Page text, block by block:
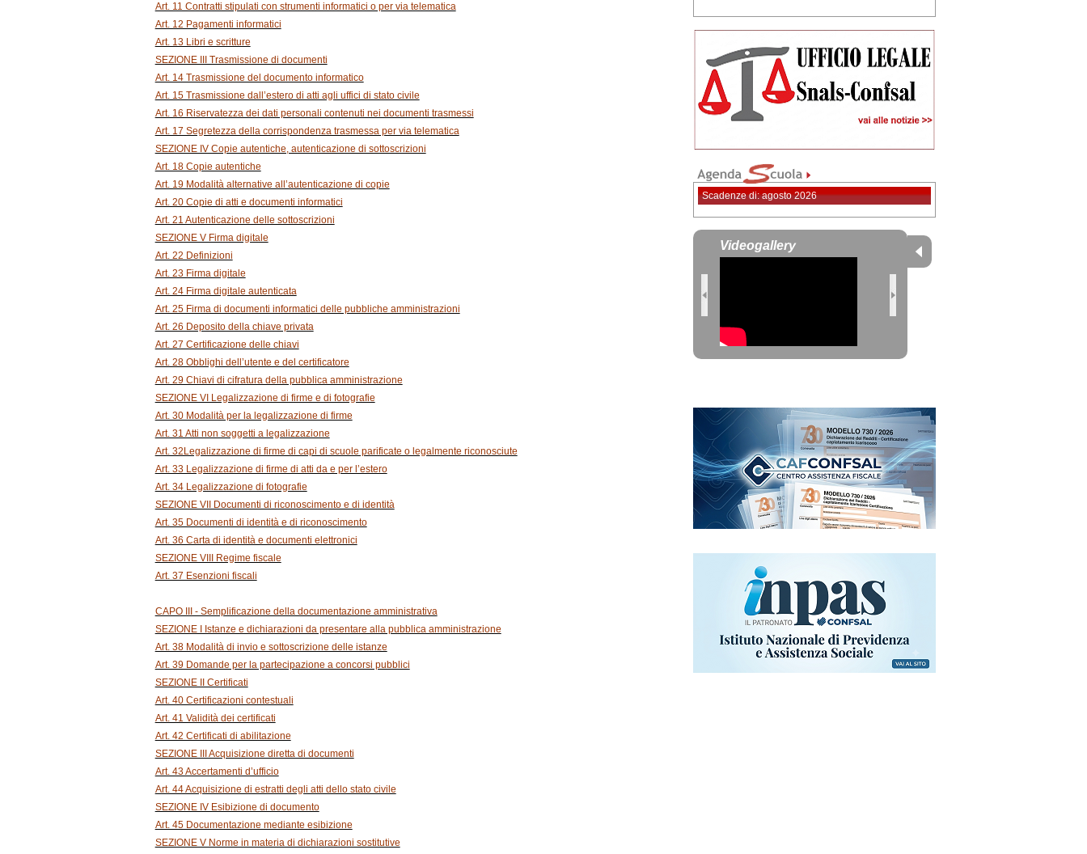
Art. 11 Contratti stipulati con strumenti informatici o per via telematica
Art. 12 Pagamenti informatici
Art. 13 Libri e scritture
SEZIONE III Trasmissione di documenti
Art. 14 Trasmissione del documento informatico
Art. 15 Trasmissione dall’estero di atti agli uffici di stato civile
Art. 16 Riservatezza dei dati personali contenuti nei documenti trasmessi
Art. 17 Segretezza della corrispondenza trasmessa per via telematica
SEZIONE IV Copie autentiche, autenticazione di sottoscrizioni
Art. 18 Copie autentiche
Art. 19 Modalità alternative all’autenticazione di copie
Art. 20 Copie di atti e documenti informatici
Art. 21 Autenticazione delle sottoscrizioni
SEZIONE V Firma digitale
Art. 22 Definizioni
Art. 23 Firma digitale
Art. 24 Firma digitale autenticata
Art. 25 Firma di documenti informatici delle pubbliche amministrazioni
Art. 26 Deposito della chiave privata
Art. 27 Certificazione delle chiavi
Art. 28 Obblighi dell’utente e del certificatore
Art. 29 Chiavi di cifratura della pubblica amministrazione
SEZIONE VI Legalizzazione di firme e di fotografie
Art. 30 Modalità per la legalizzazione di firme
Art. 31 Atti non soggetti a legalizzazione
Art. 32Legalizzazione di firme di capi di scuole parificate o legalmente riconosciute
Art. 33 Legalizzazione di firme di atti da e per l’estero
Art. 34 Legalizzazione di fotografie
SEZIONE VII Documenti di riconoscimento e di identità
Art. 35 Documenti di identità e di riconoscimento
Art. 36 Carta di identità e documenti elettronici
SEZIONE VIII Regime fiscale
Art. 37 Esenzioni fiscali
CAPO III - Semplificazione della documentazione amministrativa
SEZIONE I Istanze e dichiarazioni da presentare alla pubblica amministrazione
Art. 38 Modalità di invio e sottoscrizione delle istanze
Art. 39 Domande per la partecipazione a concorsi pubblici
SEZIONE II Certificati
Art. 40 Certificazioni contestuali
Art. 41 Validità dei certificati
Art. 42 Certificati di abilitazione
SEZIONE III Acquisizione diretta di documenti
Art. 43 Accertamenti d’ufficio
Art. 44 Acquisizione di estratti degli atti dello stato civile
SEZIONE IV Esibizione di documento
Art. 45 Documentazione mediante esibizione
SEZIONE V Norme in materia di dichiarazioni sostitutive
Scadenze di: agosto 2026
Videogallery